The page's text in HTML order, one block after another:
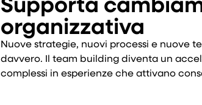
organizzativa
Nuove strategie, nuovi processi e nuove
davvero. Il team building diventa un
complessi in esperienze che attivano